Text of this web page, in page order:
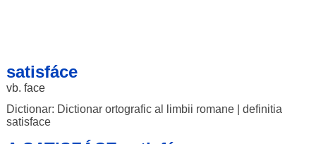
satisfáce
vb. face
Dictionar: Dictionar ortografic al limbii romane| definitia
satisface